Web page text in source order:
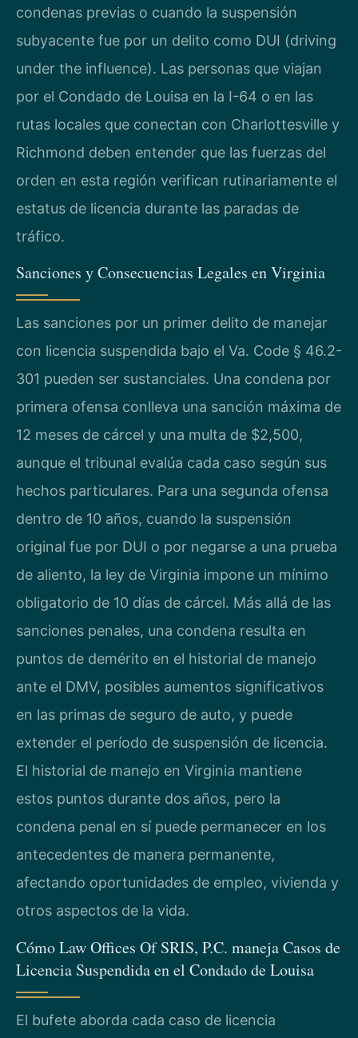
condenas previas o cuando la suspensión
subyacente fue por un delito como DUI (driving
under the influence). Las personas que viajan
por el Condado de Louisa en la I-64 o en las
rutas locales que conectan con Charlottesville y
Richmond deben entender que las fuerzas del
orden en esta región verifican rutinariamente el
estatus de licencia durante las paradas de
tráfico.
Sanciones y Consecuencias Legales en Virginia
Las sanciones por un primer delito de manejar
con licencia suspendida bajo el Va. Code § 46.2-
301 pueden ser sustanciales. Una condena por
primera ofensa conlleva una sanción máxima de
12 meses de cárcel y una multa de $2,500,
aunque el tribunal evalúa cada caso según sus
hechos particulares. Para una segunda ofensa
dentro de 10 años, cuando la suspensión
original fue por DUI o por negarse a una prueba
de aliento, la ley de Virginia impone un mínimo
obligatorio de 10 días de cárcel. Más allá de las
sanciones penales, una condena resulta en
puntos de demérito en el historial de manejo
ante el DMV, posibles aumentos significativos
en las primas de seguro de auto, y puede
extender el período de suspensión de licencia.
El historial de manejo en Virginia mantiene
estos puntos durante dos años, pero la
condena penal en sí puede permanecer en los
antecedentes de manera permanente,
afectando oportunidades de empleo, vivienda y
otros aspectos de la vida.
Cómo Law Offices Of SRIS, P.C. maneja Casos de
Licencia Suspendida en el Condado de Louisa
El bufete aborda cada caso de licencia